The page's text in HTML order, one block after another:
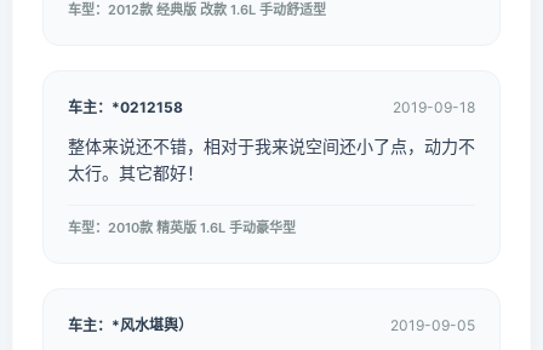
车型：2012款 经典版 改款 1.6L 手动舒适型
车主：*0212158 2019-09-18
整体来说还不错，相对于我来说空间还小了点，动力不
太行。其它都好！
车型：2010款 精英版 1.6L 手动豪华型
车主：*风水堪舆） 2019-09-05